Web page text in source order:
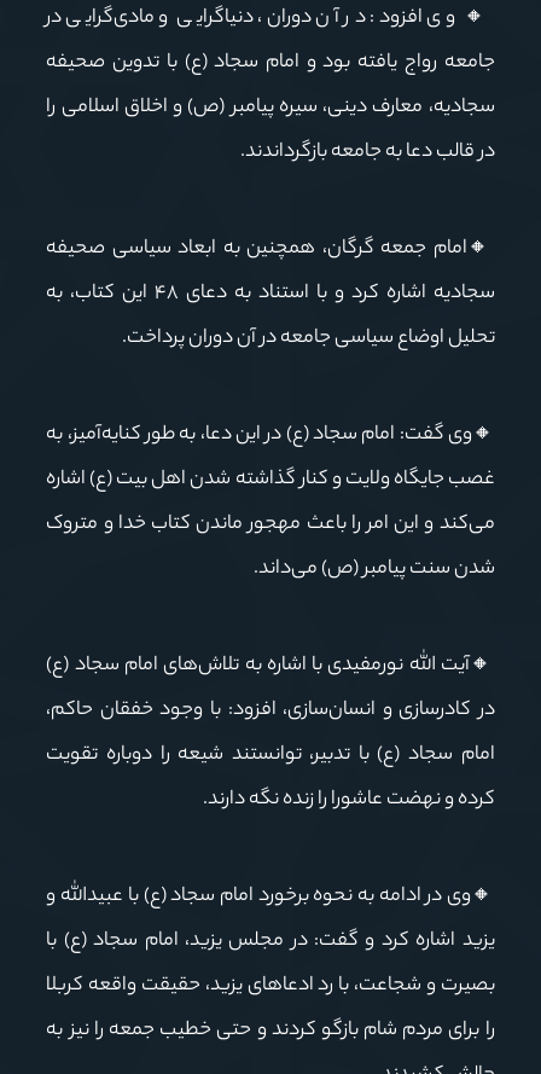
🔸 وی افزود: در آن دوران، دنیاگرایی و مادی‌گرایی در
جامعه رواج یافته بود و امام سجاد (ع) با تدوین صحیفه
سجادیه، معارف دینی، سیره پیامبر (ص) و اخلاق اسلامی را
در قالب دعا به جامعه بازگرداندند.
🔸امام جمعه گرگان، همچنین به ابعاد سیاسی صحیفه
سجادیه اشاره کرد و با استناد به دعای ۴۸این کتاب، به
تحلیل اوضاع سیاسی جامعه در آن دوران پرداخت.
🔸وی گفت: امام سجاد (ع) در این دعا، به طور کنایه‌آمیز، به
غصب جایگاه ولایت و کنار گذاشته شدن اهل بیت (ع) اشاره
می‌کند و این امر را باعث مهجور ماندن کتاب خدا و متروک
شدن سنت پیامبر (ص) می‌داند.
🔸آیت الله نورمفیدی با اشاره به تلاش‌های امام سجاد (ع)
در کادرسازی و انسان‌سازی، افزود: با وجود خفقان حاکم،
امام سجاد (ع) با تدبیر، توانستند شیعه را دوباره تقویت
کرده و نهضت عاشورا را زنده نگه دارند.
🔸وی در ادامه به نحوه برخورد امام سجاد (ع) با عبیدالله و
یزید اشاره کرد و گفت: در مجلس یزید، امام سجاد (ع) با
بصیرت و شجاعت، با رد ادعاهای یزید، حقیقت واقعه کربلا
را برای مردم شام بازگو کردند و حتی خطیب جمعه را نیز به